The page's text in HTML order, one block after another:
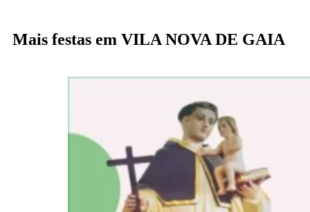
Mais festas em VILA NOVA DE GAIA